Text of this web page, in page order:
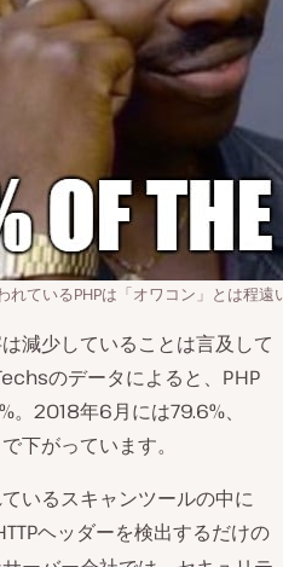
れているPHPは「オワコン」とは程遠
減少していることは言及して
のデータによると、PHP
。2018年6月には79.6%、
下がっています。
いるスキャンツールの中に
ヘッダーを検出するだけの